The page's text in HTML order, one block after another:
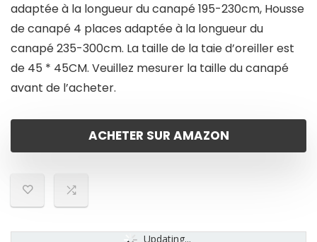
adaptée à la longueur du canapé 195-230cm, Housse
de canapé 4 places adaptée à la longueur du
canapé 235-300cm. La taille de la taie d’oreiller est
de 45 * 45CM. Veuillez mesurer la taille du canapé
avant de l’acheter.
ACHETER SUR AMAZON
Updating...